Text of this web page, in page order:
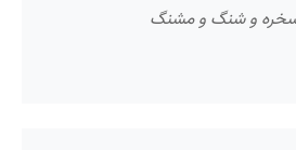
و شنگ و مشنگ